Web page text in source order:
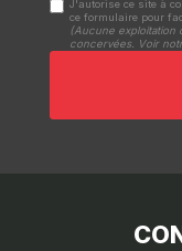
J'autorise ce site à
ce formulaire pour
(Aucune exploitation
concervées. Voir